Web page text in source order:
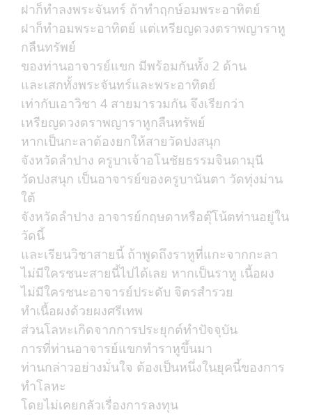
ฝาก็ทำลงพระจันทร์ ถ้าทำฤกษ์อมพระอาทิตย์
ฝาก็ทำอมพระอาทิตย์ แต่เหรียญดวงตราพญาราหู
กลืนทรัพย์
ของท่านอาจารย์แขก มีพร้อมกันทั้ง 2 ด้าน
และเสกทั้งพระจันทร์และพระอาทิตย์
เท่ากับเอาวิชา 4 สายมารวมกัน จึงเรียกว่า
เหรียญดวงตราพญาราหูกลืนทรัพย์
หากเป็นกะลาต้องยกให้สายวัดปงสนุก
จังหวัดลำปาง ครูบาเจ้าอโนชัยธรรมจินดามุนี
วัดปงสนุก เป็นอาจารย์ของครูบานันตา วัดทุ่งม่าน
ใต้
จังหวัดลำปาง อาจารย์กฤษดาหรือตุ๊โน้ตท่านอยู่ใน
วัดนี้
และเรียนวิชาสายนี้ ถ้าพูดถึงราหูที่แกะจากกะลา
ไม่มีใครชนะสายนี้ไปได้เลย หากเป็นราหู เนื้อผง
ไม่มีใครชนะอาจารย์ประดับ จิตรสำรวย
ทำเนื้อผงด้วยผงศรีเทพ
ส่วนโลหะเกิดจากการประยุกต์ทำปัจจุบัน
การที่ท่านอาจารย์แขกทำราหูขึ้นมา
ท่านกล่าวอย่างมั่นใจ ต้องเป็นหนึ่งในยุคนี้ของการ
ทำโลหะ
โดยไม่เคยกลัวเรื่องการลงทุน